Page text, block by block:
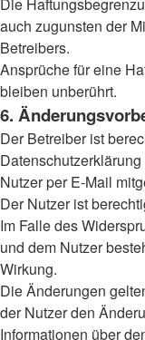
auch zugunsten der
Betreibers.
Ansprüche für eine
bleiben unberührt.
6.
Der Betreiber ist
Nutzer per E-Mail
Der Nutzer ist
Im Falle des
und dem Nutzer
Wirkung.
Die Änderungen
der Nutzer den
Informationen über